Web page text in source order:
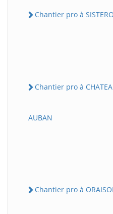
Chantier pro à
Chantier pro à
AUBAN
Chantier pro à